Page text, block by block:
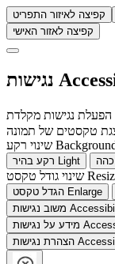
קפיצה לאיזור התפריט
קפיצה לאזור האישי
Light
Enlarge